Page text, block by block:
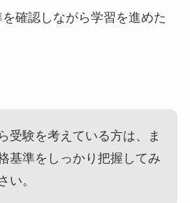
確認しながら学習を進めた
受験を考えている方は、ま
基準をしっかり把握してみ
い。